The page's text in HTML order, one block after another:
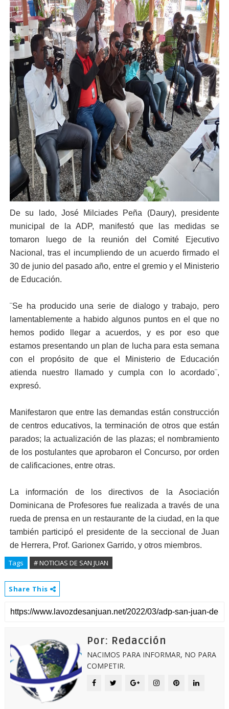
De su lado, José Milciades Peña (Daury), presidente
municipal de la ADP, manifestó que las medidas se
tomaron luego de la reunión del Comité Ejecutivo
Nacional, tras el incumpliendo de un acuerdo firmado el
30 de junio del pasado año, entre el gremio y el Ministerio
de Educación.
¨Se ha producido una serie de dialogo y trabajo, pero
lamentablemente a habido algunos puntos en el que no
hemos podido llegar a acuerdos, y es por eso que
estamos presentando un plan de lucha para esta semana
con el propósito de que el Ministerio de Educación
atienda nuestro llamado y cumpla con lo acordado¨,
expresó.
Manifestaron que entre las demandas están construcción
de centros educativos, la terminación de otros que están
parados; la actualización de las plazas; el nombramiento
de los postulantes que aprobaron el Concurso, por orden
de calificaciones, entre otras.
La información de los directivos de la Asociación
Dominicana de Profesores fue realizada a través de una
rueda de prensa en un restaurante de la ciudad, en la que
también participó el presidente de la seccional de Juan
de Herrera, Prof. Garionex Garrido, y otros miembros.
Tags # NOTICIAS DE SAN JUAN
Share This
Por: Redacción
NACIMOS PARA INFORMAR, NO PARA
COMPETIR.